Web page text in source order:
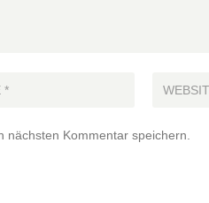
Kommentar speichern.